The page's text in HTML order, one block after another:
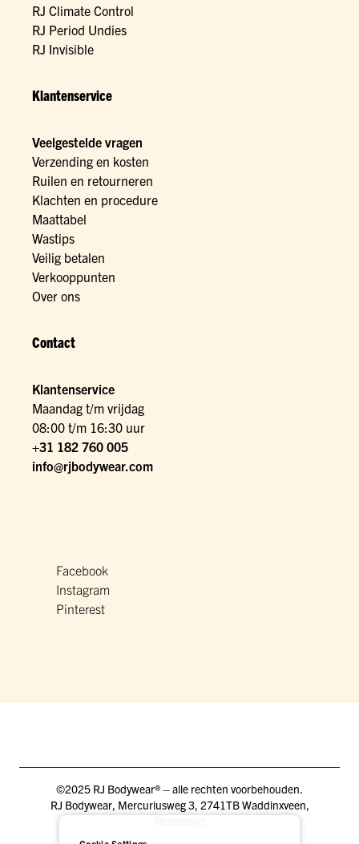
RJ Climate Control
RJ Period Undies
RJ Invisible
Klantenservice
Veelgestelde vragen
Verzending en kosten
Ruilen en retourneren
Klachten en procedure
Maattabel
Wastips
Veilig betalen
Verkooppunten
Over ons
Contact
Klantenservice
Maandag t/m vrijdag
08:00 t/m 16:30 uur
+31 182 760 005
info@rjbodywear.com
Facebook
Instagram
Pinterest
©2025 RJ Bodywear® – alle rechten voorbehouden.
RJ Bodywear, Mercuriusweg 3, 2741TB Waddinxveen,